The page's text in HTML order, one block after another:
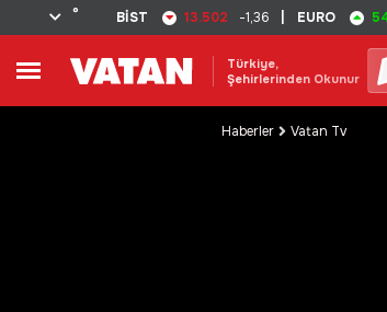
° BİST 13.502 -1,36 EURO
Türkiye,
Şehirlerinden Okunur
Haberler Vatan Tv